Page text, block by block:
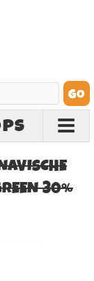
30%